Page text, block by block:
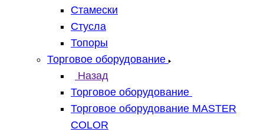
Стамески
Стусла
Топоры
Торговое оборудование
Назад
Торговое оборудование
Торговое оборудование MASTER
COLOR